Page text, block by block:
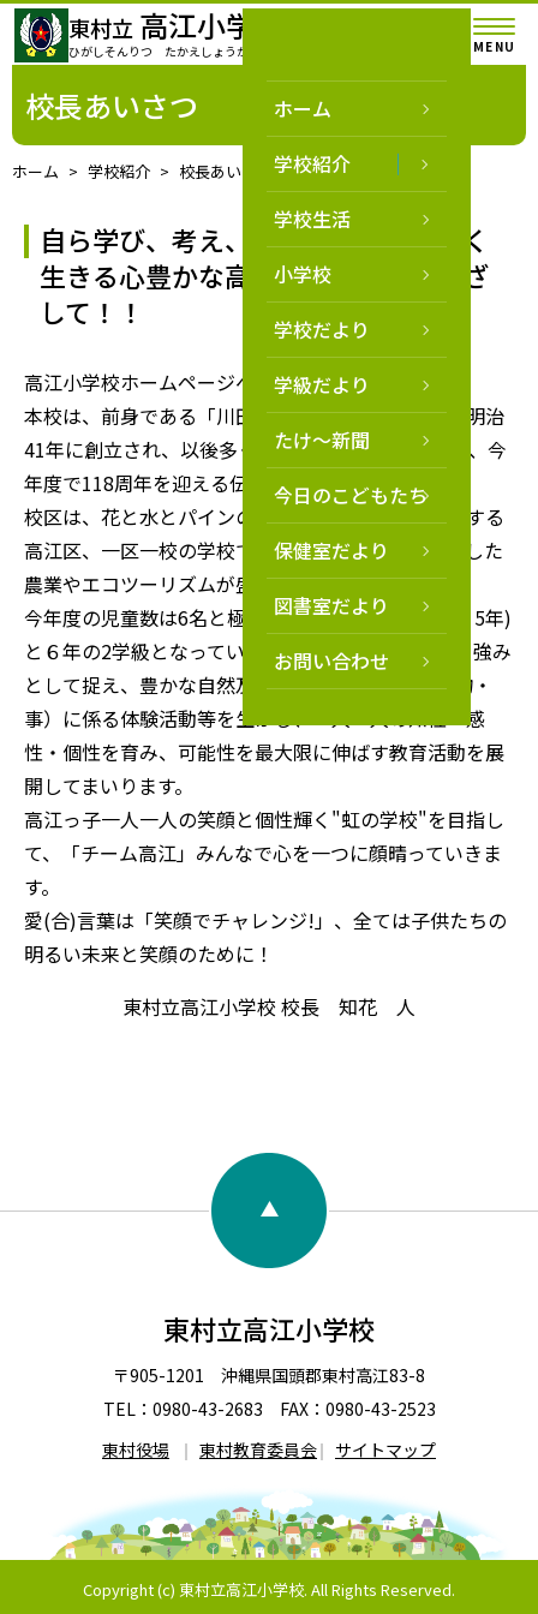
東村立 高江小学校
ひがしそんりつ たかえしょうがっこう
ホーム
学校紹介
学校生活
小学校
学校だより
学級だより
たけ～新聞
今日のこどもたち
保健室だより
図書室だより
お問い合わせ
MENU
校長あいさつ
ホーム 学校紹介 校長あいさつ
自ら学び、考え、行動し、たくましく
生きる心豊かな高江っ子の育成をめざ
して！！
高江小学校ホームページへようこそ。
本校は、前身である「川田尋常小学校高江分校」が明治
41年に創立され、以後多くの卒業生を輩出している、今
年度で118周年を迎える伝統ある学校です。
校区は、花と水とパインの村「東村」の北側に位置する
高江区、一区一校の学校で、自然豊かな環境を生かした
農業やエコツーリズムが盛んな地域です。
今年度の児童数は6名と極小規模校で、複式学級(3・5年)
と６年の2学級となっています。少人数であることを強み
として捉え、豊かな自然及び地域の教育資源(人・物・
事）に係る体験活動等を生かし、一人一人の知性・感
性・個性を育み、可能性を最大限に伸ばす教育活動を展
開してまいります。
高江っ子一人一人の笑顔と個性輝く"虹の学校"を目指し
て、「チーム高江」みんなで心を一つに顔晴っていきま
す。
愛(合)言葉は「笑顔でチャレンジ!」、全ては子供たちの
明るい未来と笑顔のために！
東村立高江小学校 校長 知花 人
東村立高江小学校
〒905-1201 沖縄県国頭郡東村高江83-8
TEL：0980-43-2683 FAX：0980-43-2523
東村役場
東村教育委員会 サイトマップ
Copyright (c) 東村立高江小学校. All Rights Reserved.